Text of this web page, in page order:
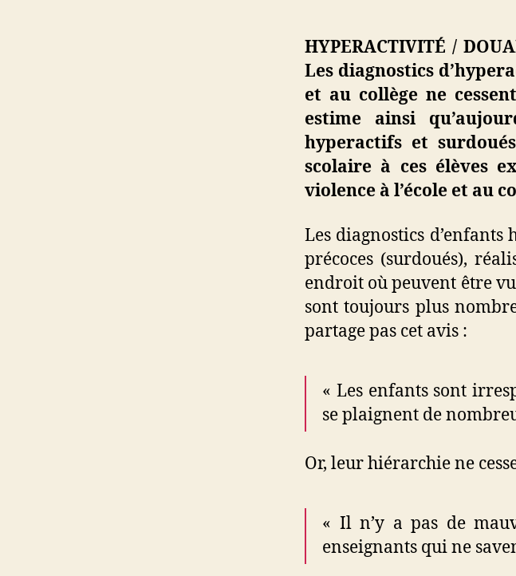
HYPERACTIVITÉ /
Les diagnostics
et au collège ne
estime ainsi
hyperactifs et
scolaire à ces élèves
violence à l’école et au
Les diagnostics
précoces (surdoués),
endroit où peuvent être
sont toujours plus
partage pas cet avis :
« Les enfants sont
se plaignent de
Or, leur hiérarchie ne
« Il n’y a pas de
enseignants qui ne